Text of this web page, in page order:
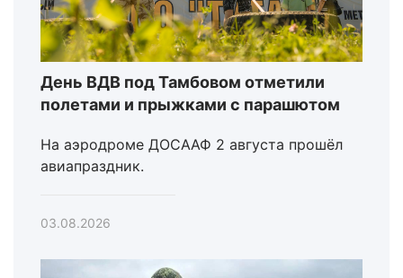
День ВДВ под Тамбовом отметили
полетами и прыжками с парашютом
На аэродроме ДОСААФ 2 августа прошёл
авиапраздник.
03.08.2026